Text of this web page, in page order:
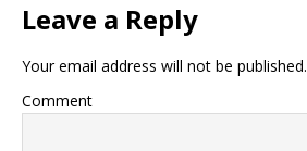
Leave a Reply
Your email address will not be published.
Comment